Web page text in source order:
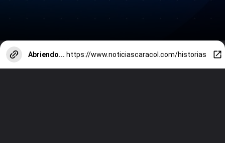
Abriendo... https://www.noticiascaracol.com/historias